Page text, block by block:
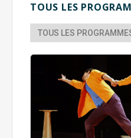
TOUS LES